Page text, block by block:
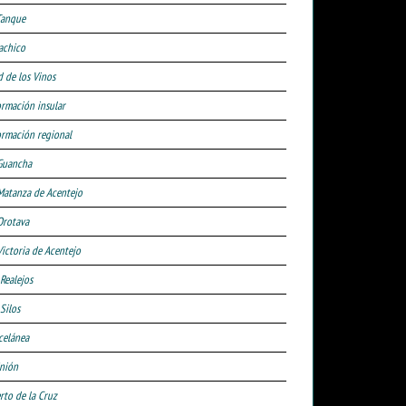
de los Vinos
insular
regional
de Acentejo
de Acentejo
de la Cruz